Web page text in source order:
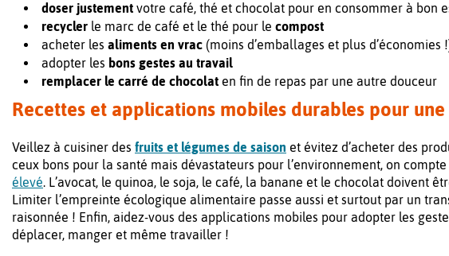
doser justement votre café, thé et chocolat pour en consommer à bon
recycler le marc de café et le thé pour le compost
acheter les aliments en vrac (moins d’emballages et plus d’économies
adopter les bons gestes au travail
remplacer le carré de chocolat en fin de repas par une autre douceur
Recettes et applications mobiles durables pour
Veillez à cuisiner des fruits et légumes de saison et évitez d’acheter des
ceux bons pour la santé mais dévastateurs pour l’environnement, on
élevé. L’avocat, le quinoa, le soja, le café, la banane et le chocolat doivent
Limiter l’empreinte écologique alimentaire passe aussi et surtout par un
raisonnée ! Enfin, aidez-vous des applications mobiles pour adopter les
déplacer, manger et même travailler !